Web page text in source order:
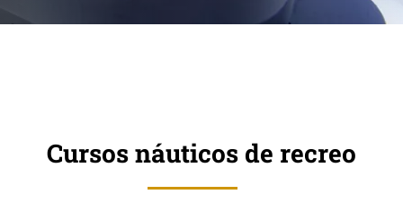
Cursos náuticos de recreo